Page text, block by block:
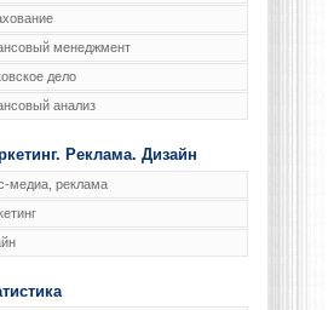
менеджмент
дело
анализ
Реклама. Дизайн
медиа, реклама